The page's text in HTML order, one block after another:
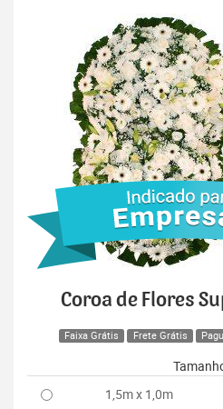
Coroa de Flores
Faixa Grátis Frete Grátis
1,5m x 1,0m